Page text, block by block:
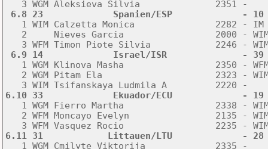
6.8 23             Spanien/ESP             - 10
1 WIM Calzetta Monica               2282 - IM
2     Nieves Garcia                 2000 -
6.9 14             Israel/ISR              - 39
1 WGM Klinova Masha                 2350 -
2 WGM Pitam Ela                     2323 -
6.10 33             Ekuador/ECU             - 19
1 WGM Fierro Martha                 2338 -
2 WFM Moncayo Evelyn                2135 -
6.11 31            Littauen/LTU             - 28
1 WGM Cmilyte Viktorija             2335 -